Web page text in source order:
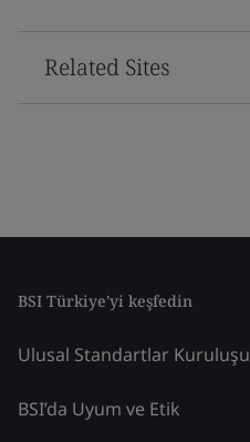
Related Sites
BSI Türkiye'yi keşfedin
Ulusal Standartlar Kuruluşu
BSI’da Uyum ve Etik